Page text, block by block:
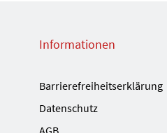
Informationen
Barrierefreiheitserklärung
Datenschutz